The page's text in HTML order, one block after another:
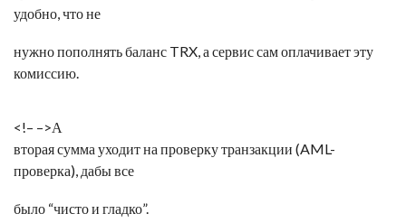
удобно, что не
нужно пополнять баланс TRX, а сервис сам оплачивает эту
комиссию.
<!– –>А
вторая сумма уходит на проверку транзакции (AML-
проверка), дабы все
было “чисто и гладко”.